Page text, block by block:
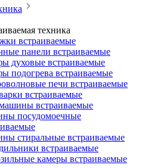
техника
встраиваемые
панели встраиваемые
духовые встраиваемые
подогрева встраиваемые
печи встраиваемые
встраиваемые
встраиваемые
посудомоечные
стиральные встраиваемые
встраиваемые
камеры встраиваемые